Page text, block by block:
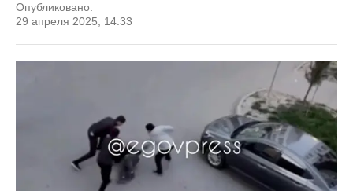
Опубликовано:
29 апреля 2025, 14:33